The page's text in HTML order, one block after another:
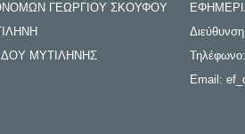
ΓΕΩΡΓΙΟΥ ΣΚΟΥΦΟΥ
ΔΟΥ ΜΥΤΙΛΗΝΗΣ
Email: